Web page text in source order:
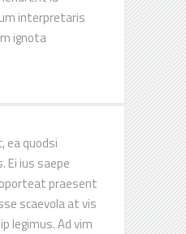
interpretaris
ignota
ea quodsi
Ei ius saepe
praesent
scaevola at vis
legimus. Ad vim